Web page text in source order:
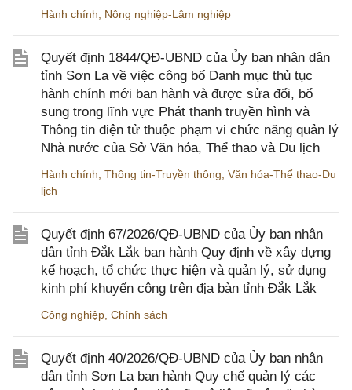
Hành chính Nông nghiệp-Lâm nghiệp
Quyết định 1844/QĐ-UBND của Ủy ban nhân dân
tỉnh Sơn La về việc công bố Danh mục thủ tục
hành chính mới ban hành và được sửa đổi, bổ
sung trong lĩnh vực Phát thanh truyền hình và
Thông tin điện tử thuộc phạm vi chức năng quản lý
Nhà nước của Sở Văn hóa, Thể thao và Du lịch
Hành chính Thông tin-Truyền thông Văn hóa-Thể thao-Du
lịch
Quyết định 67/2026/QĐ-UBND của Ủy ban nhân
dân tỉnh Đắk Lắk ban hành Quy định về xây dựng
kế hoạch, tổ chức thực hiện và quản lý, sử dụng
kinh phí khuyến công trên địa bàn tỉnh Đắk Lắk
Công nghiệp Chính sách
Quyết định 40/2026/QĐ-UBND của Ủy ban nhân
dân tỉnh Sơn La ban hành Quy chế quản lý các